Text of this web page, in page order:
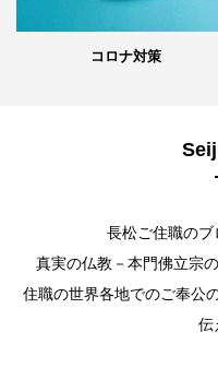
コロナ対策
長松ご住職のブ
真実の仏教－本門佛立宗
住職の世界各地でのご奉公
伝